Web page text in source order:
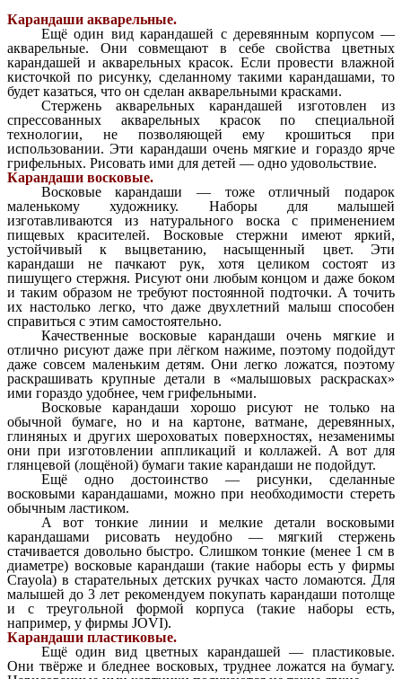
Карандаши акварельные.
Ещё один вид карандашей с деревянным корпусом —
акварельные. Они совмещают в себе свойства цветных
карандашей и акварельных красок. Если провести влажной
кисточкой по рисунку, сделанному такими карандашами, то
будет казаться, что он сделан акварельными красками.
Стержень акварельных карандашей изготовлен из
спрессованных акварельных красок по специальной
технологии, не позволяющей ему крошиться при
использовании. Эти карандаши очень мягкие и гораздо ярче
грифельных. Рисовать ими для детей — одно удовольствие.
Карандаши восковые.
Восковые карандаши — тоже отличный подарок
маленькому художнику. Наборы для малышей
изготавливаются из натурального воска с применением
пищевых красителей. Восковые стержни имеют яркий,
устойчивый к выцветанию, насыщенный цвет. Эти
карандаши не пачкают рук, хотя целиком состоят из
пишущего стержня. Рисуют они любым концом и даже боком
и таким образом не требуют постоянной подточки. А точить
их настолько легко, что даже двухлетний малыш способен
справиться с этим самостоятельно.
Качественные восковые карандаши очень мягкие и
отлично рисуют даже при лёгком нажиме, поэтому подойдут
даже совсем маленьким детям. Они легко ложатся, поэтому
раскрашивать крупные детали в «малышовых раскрасках»
ими гораздо удобнее, чем грифельными.
Восковые карандаши хорошо рисуют не только на
обычной бумаге, но и на картоне, ватмане, деревянных,
глиняных и других шероховатых поверхностях, незаменимы
они при изготовлении аппликаций и коллажей. А вот для
глянцевой (лощёной) бумаги такие карандаши не подойдут.
Ещё одно достоинство — рисунки, сделанные
восковыми карандашами, можно при необходимости стереть
обычным ластиком.
А вот тонкие линии и мелкие детали восковыми
карандашами рисовать неудобно — мягкий стержень
стачивается довольно быстро. Слишком тонкие (менее 1 см в
диаметре) восковые карандаши (такие наборы есть у фирмы
Crayola) в старательных детских ручках часто ломаются. Для
малышей до 3 лет рекомендуем покупать карандаши потолще
и с треугольной формой корпуса (такие наборы есть,
например, у фирмы JOVI).
Карандаши пластиковые.
Ещё один вид цветных карандашей — пластиковые.
Они твёрже и бледнее восковых, труднее ложатся на бумагу.